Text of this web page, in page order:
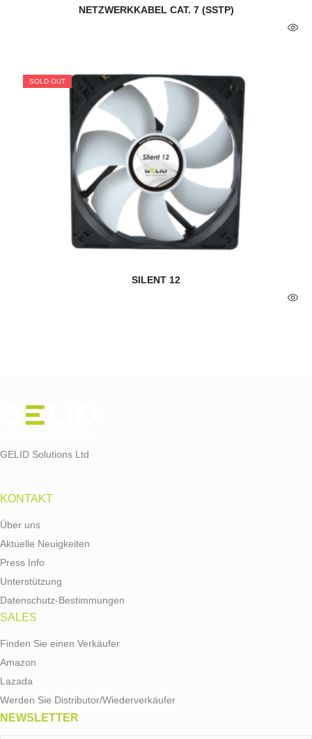
NETZWERKKABEL CAT. 7 (SSTP)
SOLD OUT
SILENT 12
GELID Solutions Ltd
KONTAKT
Über uns
Aktuelle Neuigkeiten
Press Info
Unterstützung
Datenschutz-Bestimmungen
SALES
Finden Sie einen Verkäufer
Amazon
Lazada
Werden Sie Distributor/Wiederverkäufer
NEWSLETTER